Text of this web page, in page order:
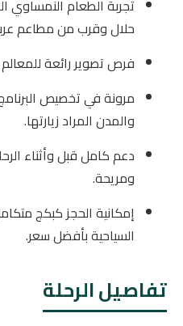
تجربة الطعام النمساوي
حلال وقرب من مطاعم
فرص تصوير رائعة للمعالم
مرونة في تخصيص
والمدن المراد زيارتها.
دعم كامل قبل وأثناء
ومريحة.
إمكانية الحجز كبكج
السياحية بأفضل سعر.
تفاصيل الرحلة